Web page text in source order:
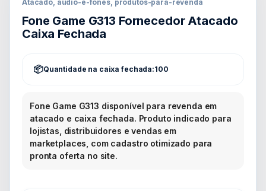
Atacado, audio-e-fones, produtos-para-revenda
Fone Game G313 Fornecedor Atacado
Caixa Fechada
Quantidade na caixa fechada:100
Fone Game G313 disponível para revenda em
atacado e caixa fechada. Produto indicado para
lojistas, distribuidores e vendas em
marketplaces, com cadastro otimizado para
pronta oferta no site.